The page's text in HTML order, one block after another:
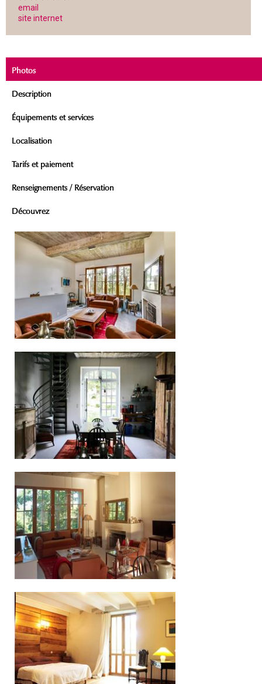
email
site internet
Photos
Description
Équipements et services
Localisation
Tarifs et paiement
Renseignements / Réservation
Découvrez